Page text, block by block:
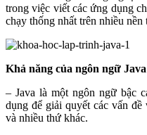
trong việc viết các ứng dụng
chạy thống nhất trên nhiều nền
Khả năng của ngôn ngữ Java
– Java là một ngôn ngữ bậc
dụng để giải quyết các vấn
và nhiều thứ khác.